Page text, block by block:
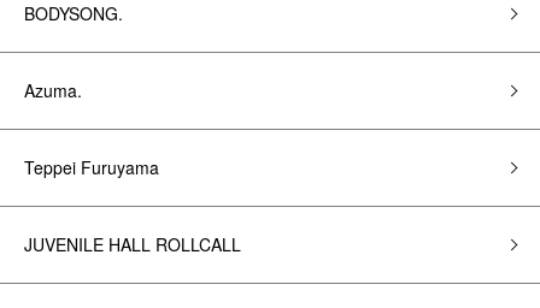
BODYSONG.
Azuma.
Teppei Furuyama
JUVENILE HALL ROLLCALL